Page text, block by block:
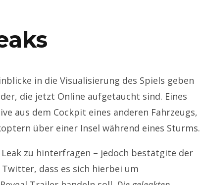
in die Visualisierung des Spiels geben
die jetzt Online aufgetaucht sind. Eines
aus dem Cockpit eines anderen Fahrzeugs,
über einer Insel während eines Sturms.
zu hinterfragen – jedoch bestätgite der
dass es sich hierbei um